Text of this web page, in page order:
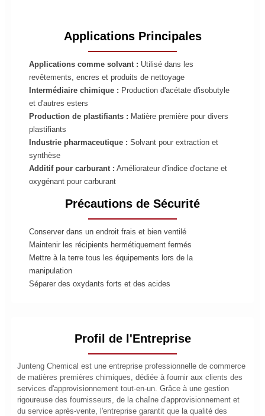
Applications Principales
Applications comme solvant : Utilisé dans les
revêtements, encres et produits de nettoyage
Intermédiaire chimique : Production d'acétate d'isobutyle
et d'autres esters
Production de plastifiants : Matière première pour divers
plastifiants
Industrie pharmaceutique : Solvant pour extraction et
synthèse
Additif pour carburant : Améliorateur d'indice d'octane et
oxygénant pour carburant
Précautions de Sécurité
Conserver dans un endroit frais et bien ventilé
Maintenir les récipients hermétiquement fermés
Mettre à la terre tous les équipements lors de la
manipulation
Séparer des oxydants forts et des acides
Profil de l'Entreprise
Junteng Chemical est une entreprise professionnelle de commerce
de matières premières chimiques, dédiée à fournir aux clients des
services d'approvisionnement tout-en-un. Grâce à une gestion
rigoureuse des fournisseurs, de la chaîne d'approvisionnement et
du service après-vente, l'entreprise garantit que la qualité des